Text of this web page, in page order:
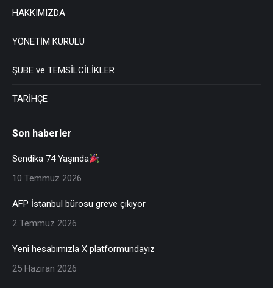
HAKKIMIZDA
YÖNETİM KURULU
ŞUBE ve TEMSİLCİLİKLER
TARİHÇE
Son haberler
Sendika 74 Yaşında
10 Temmuz 2026
AFP İstanbul bürosu greve çıkıyor
2 Temmuz 2026
Yeni hesabımızla X platformundayız
25 Haziran 2026